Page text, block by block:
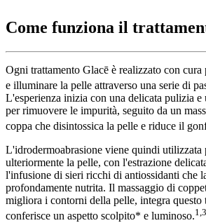
Come funziona il
Ogni trattamento Glacē è realizzato con cura
e illuminare la pelle attraverso una serie di
L'esperienza inizia con una delicata pulizia e
per rimuovere le impurità, seguito da un
coppa che disintossica la pelle e riduce il
L'idrodermoabrasione viene quindi utilizzata
ulteriormente la pelle, con l'estrazione
l'infusione di sieri ricchi di antiossidanti che
profondamente nutrita. Il massaggio di
migliora i contorni della pelle, integra questo
conferisce un aspetto scolpito* e luminoso.1,3